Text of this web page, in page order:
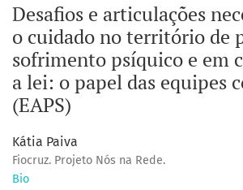
Desafios e articulações
o cuidado no território de
sofrimento psíquico e em
a lei: o papel das equipes
(EAPS)
Kátia Paiva
Fiocruz. Projeto Nós na Rede.
Bio